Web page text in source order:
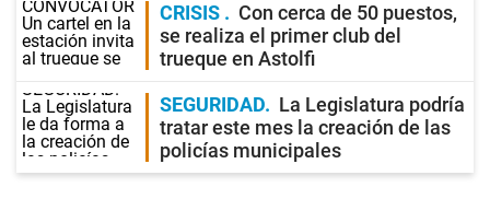
CRISIS
Con cerca de 50 puestos,
se realiza el primer club del
trueque en Astolfi
SEGURIDAD
La Legislatura podría
tratar este mes la creación de las
policías municipales